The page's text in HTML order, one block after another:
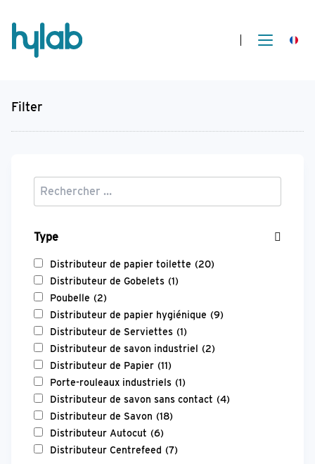
Filter
Type
Distributeur de papier toilette (20)
Distributeur de Gobelets (1)
Poubelle (2)
Distributeur de papier hygiénique (9)
Distributeur de Serviettes (1)
Distributeur de savon industriel (2)
Distributeur de Papier (11)
Porte-rouleaux industriels (1)
Distributeur de savon sans contact (4)
Distributeur de Savon (18)
Distributeur Autocut (6)
Distributeur Centrefeed (7)